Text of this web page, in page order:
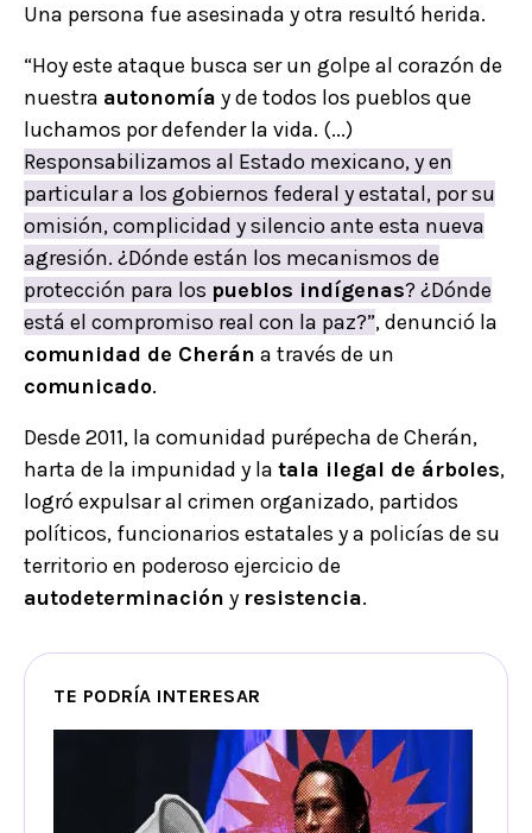
Una persona fue asesinada y otra resultó herida.
“Hoy este ataque busca ser un golpe al corazón de
nuestra autonomía y de todos los pueblos que
luchamos por defender la vida. (...)
Responsabilizamos al Estado mexicano, y en
particular a los gobiernos federal y estatal, por su
omisión, complicidad y silencio ante esta nueva
agresión. ¿Dónde están los mecanismos de
protección para los pueblos indígenas? ¿Dónde
está el compromiso real con la paz?”, denunció la
comunidad de Cherán a través de un
comunicado.
Desde 2011, la comunidad purépecha de Cherán,
harta de la impunidad y la tala ilegal de árboles,
logró expulsar al crimen organizado, partidos
políticos, funcionarios estatales y a policías de su
territorio en poderoso ejercicio de
autodeterminación y resistencia.
TE PODRÍA INTERESAR